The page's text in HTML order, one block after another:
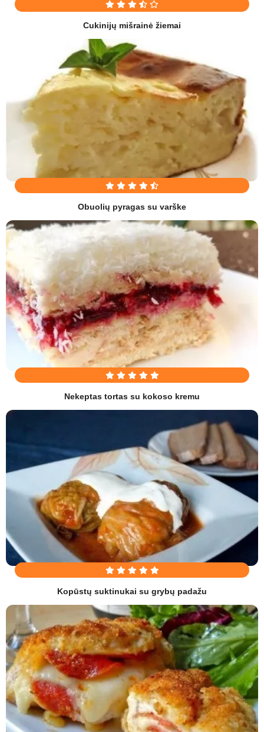
Cukinijų mišrainė žiemai
Obuolių pyragas su varške
Nekeptas tortas su kokoso kremu
Kopūstų suktinukai su grybų padažu